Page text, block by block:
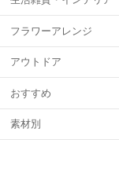
フラワーアレンジ
アウトドア
おすすめ
素材別